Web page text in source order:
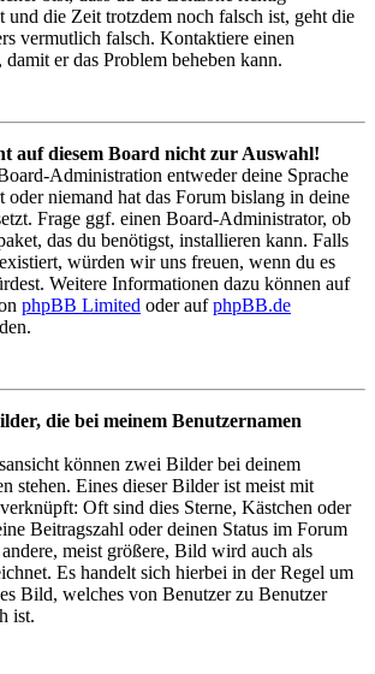
und die Zeit trotzdem noch falsch ist, geht die
vermutlich falsch. Kontaktiere einen
er das Problem beheben kann.
auf diesem Board nicht zur Auswahl!
Administration entweder deine Sprache
oder niemand hat das Forum bislang in deine
Frage ggf. einen Board-Administrator, ob
das du benötigst, installieren kann. Falls
würden wir uns freuen, wenn du es
Weitere Informationen dazu können auf
phpBB Limited oder aufphpBB.de
die bei meinem Benutzernamen
können zwei Bilder bei deinem
stehen. Eines dieser Bilder ist meist mit
Oft sind dies Sterne, Kästchen oder
Beitragszahl oder deinen Status im Forum
meist größere, Bild wird auch als
Es handelt sich hierbei in der Regel um
Bild, welches von Benutzer zu Benutzer
ist.